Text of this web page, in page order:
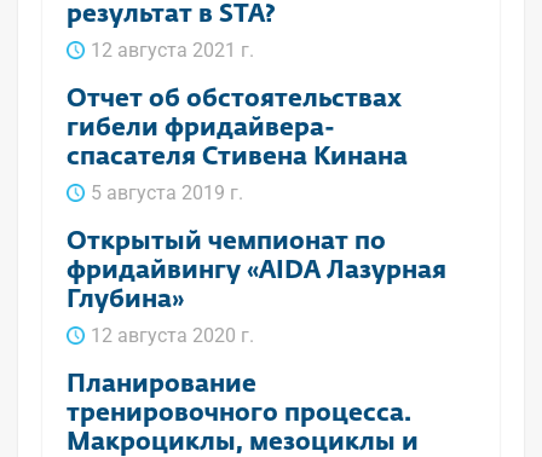
результат в STA?
12 августа 2021 г.
Отчет об обстоятельствах
гибели фридайвера-
спасателя Стивена Кинана
5 августа 2019 г.
Открытый чемпионат по
фридайвингу «AIDA Лазурная
Глубина»
12 августа 2020 г.
Планирование
тренировочного процесса.
Макроциклы, мезоциклы и